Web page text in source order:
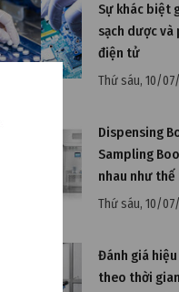
Sự khác biệt
sạch dược và
điện tử
Thứ sáu, 10/
Dispensing
Sampling
nhau như thế
Thứ sáu, 10/
Đánh giá hiệu
theo thời